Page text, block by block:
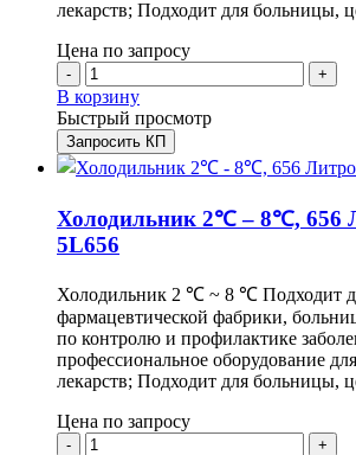
лекарств; Подходит для больницы,
Цена по запросу
- +
В корзину
Быстрый просмотр
Запросить КП
Холодильник 2℃ – 8℃, 656
5L656
Холодильник 2 ℃ ~ 8 ℃ Подходит
фармацевтической фабрики,
по контролю и профилактике
профессиональное оборудование
лекарств; Подходит для больницы,
Цена по запросу
- +